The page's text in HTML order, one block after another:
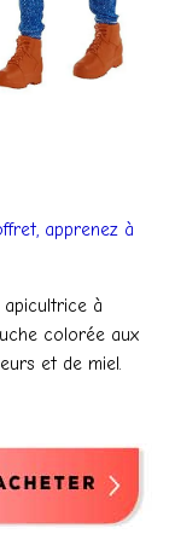
apprenez à
apicultrice à
colorée aux
et de miel.